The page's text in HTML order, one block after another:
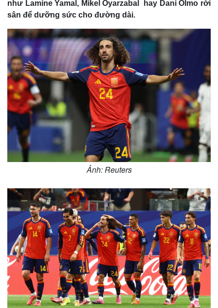
như Lamine Yamal, Mikel Oyarzabal hay Dani Olmo rời
sân để dưỡng sức cho đường dài.
Ảnh: Reuters